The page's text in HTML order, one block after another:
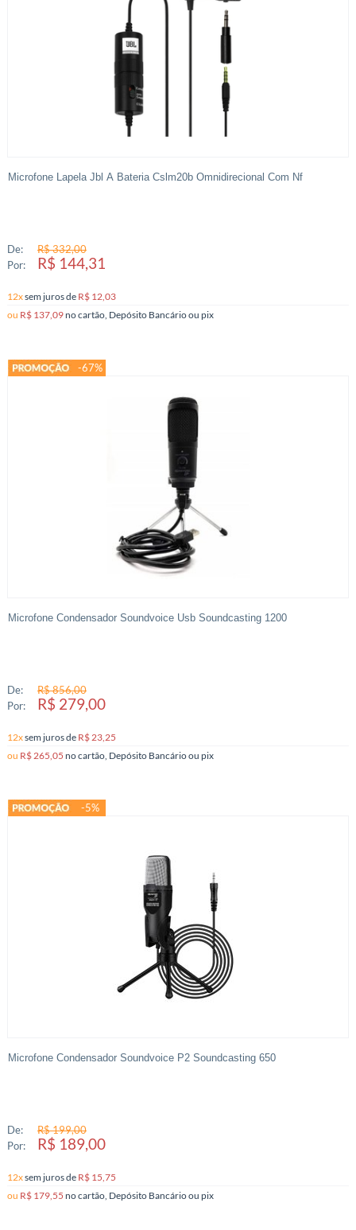
Microfone Lapela Jbl A Bateria Cslm20b Omnidirecional Com Nf
De:
R$ 332,00
Por:
R$ 144,31
12xsem jurosde R$ 12,03
ou R$ 137,09 no cartão, Depósito Bancário ou pix
-67%
Microfone Condensador Soundvoice Usb Soundcasting 1200
De:
R$ 856,00
Por:
R$ 279,00
12xsem jurosde R$ 23,25
ou R$ 265,05 no cartão, Depósito Bancário ou pix
-5%
Microfone Condensador Soundvoice P2 Soundcasting 650
De:
R$ 199,00
Por:
R$ 189,00
12xsem jurosde R$ 15,75
ou R$ 179,55 no cartão, Depósito Bancário ou pix